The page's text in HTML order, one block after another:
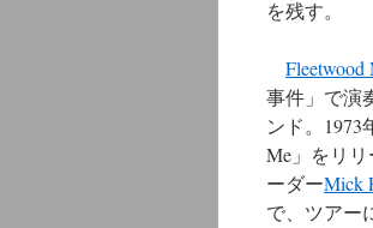
ッ
を残す。
Fleetwood
事件」で演
ンド。1973
Me」をリ
ーダーMick
で、ツアー